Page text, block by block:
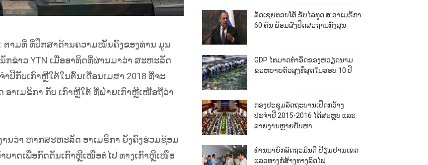
:​ ຕາມທີ່ ທີ່ປຶກສາດ້ານຄວາມໝັ້ນຄົງຂອງທ່ານ ມູນ
ກຂ່າວ YTN ເມື່ອອາທິດທີ່ຜ່ານມາວ່າ ສະຫະລັດ
ປີກັບເກົາຫຼີໃຕ້ໃນຕົ້ນເດືອນເມສາ 2018 ທີ່ຈະ
ອາເມຣິກາ ກັບ ເກົາຫຼີໃຕ້ ທີ່ຝ່າຍເກົາຫຼີເໜືອຖືວ່າ
ານວ່າ ຫາກສະຫະລັດ ອາເມຣິກາ ຍັງຄົງຮ່ວມຊ້ອມ
າດເພື່ອກົດດັນເກົາຫຼີເໜືອຕໍ່ໄປ ທາງເກົາຫຼີເໜືອ
ລັດເຊຍຕອບໂຕ້ ຂັບໄລ່ທູດ ສ.ອາເມຣິກາ
60 ຄົນ ພ້ອມສັ່ງປິດສະຖານກົງສຸນ
GDP ໄຕມາດທຳອິດຂອງຫວຽດນາມ
ຂະຫຍາຍຕົວສູງທີ່ສຸດໃນຮອບ 10​ ປີ
ກອງປະຊຸມລັດຖະບານເປີດກວ້າງ
ປະຈຳປີ 2015-2016 ໄດ້ສະຫຼຸບ ແລະ
ລາຍງານຫຼາຍບັບຫາ
ທ່ານນາຍົກລັດຖະມົນຕີ ຢ້ຽມຢາມເຂດ
ແລວທາງກໍ່ສ້າງທາງລົດໄຟ